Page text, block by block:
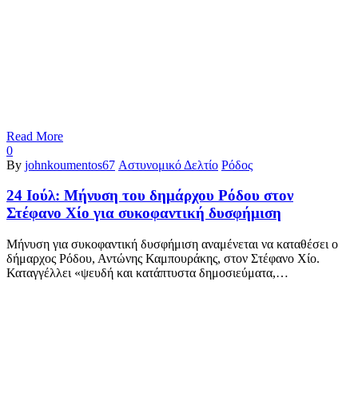
Read More
0
By johnkoumentos67 Αστυνομικό Δελτίο Ρόδος
24 Ιούλ: Μήνυση του δημάρχου Ρόδου στον
Στέφανο Χίο για συκοφαντική δυσφήμιση
Μήνυση για συκοφαντική δυσφήμιση αναμένεται να καταθέσει ο
δήμαρχος Ρόδου, Αντώνης Καμπουράκης, στον Στέφανο Χίο.
Καταγγέλλει «ψευδή και κατάπτυστα δημοσιεύματα,…